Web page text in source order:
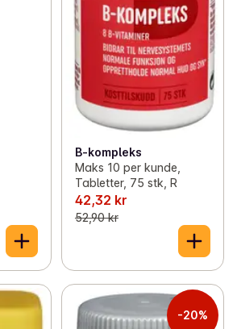
B-kompleks
Maks 10 per kunde,
Tabletter, 75 stk, R
42,32 kr
52,90 kr
-20%